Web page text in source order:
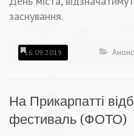
заснування.
16.09.2019
На Прикарпатті
фестиваль (ФОТО)